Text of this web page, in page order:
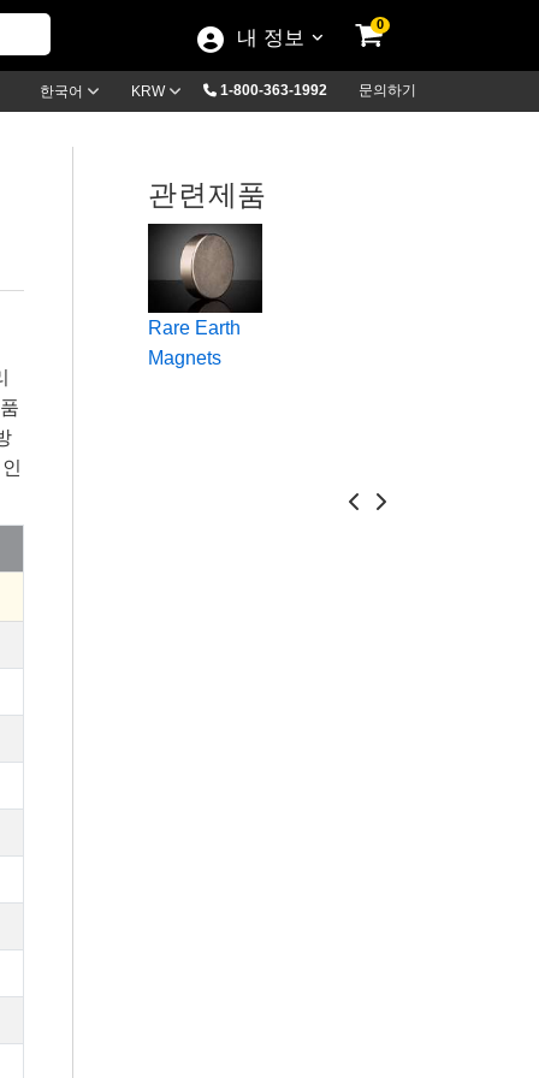
내 정보
0
한국어 KRW 1-800-363-1992 문의하기
관련제품
Rare Earth
Magnets